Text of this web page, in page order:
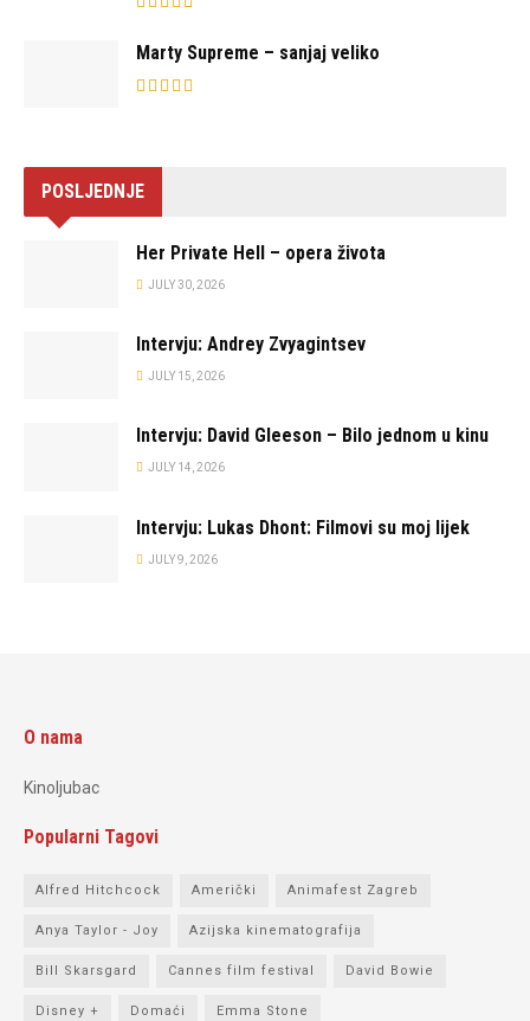
Marty Supreme – sanjaj veliko
POSLJEDNJE
Her Private Hell – opera života
JULY 30, 2026
Intervju: Andrey Zvyagintsev
JULY 15, 2026
Intervju: David Gleeson – Bilo jednom u kinu
JULY 14, 2026
Intervju: Lukas Dhont: Filmovi su moj lijek
JULY 9, 2026
O nama
Kinoljubac
Popularni Tagovi
Alfred Hitchcock Američki Animafest Zagreb
Anya Taylor - Joy Azijska kinematografija
Bill Skarsgard Cannes film festival David Bowie
Disney + Domaći Emma Stone